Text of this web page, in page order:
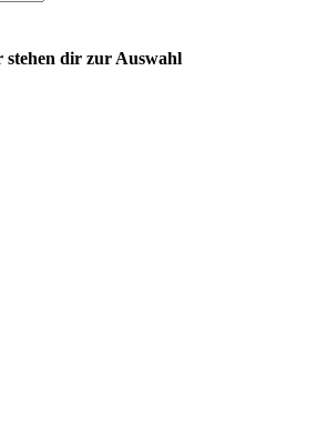
stehen dir zur Auswahl